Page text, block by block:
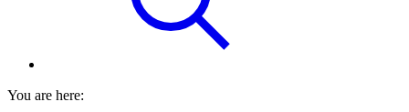
You are here: